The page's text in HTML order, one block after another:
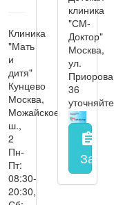
Клиника
"Мать
и
дитя"
Кунцево
Москва,
Можайское
ш.,
2
Пн-
Пт:
08:30-
20:30,
клиника
"СМ-
Доктор"
Москва,
ул.
36
уточняйте
assignment